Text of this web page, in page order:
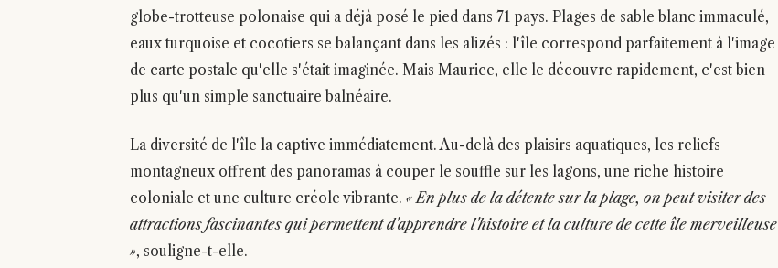
globe-trotteuse polonaise qui a déjà posé le pied dans 71 pays. Plages de sable blanc immaculé,
eaux turquoise et cocotiers se balançant dans les alizés : l'île correspond parfaitement à l'image
de carte postale qu'elle s'était imaginée. Mais Maurice, elle le découvre rapidement, c'est bien
plus qu'un simple sanctuaire balnéaire.
La diversité de l'île la captive immédiatement. Au-delà des plaisirs aquatiques, les reliefs
montagneux offrent des panoramas à couper le souffle sur les lagons, une riche histoire
coloniale et une culture créole vibrante. « En plus de la détente sur la plage, on peut visiter des
attractions fascinantes qui permettent d'apprendre l'histoire et la culture de cette île merveilleuse
», souligne-t-elle.